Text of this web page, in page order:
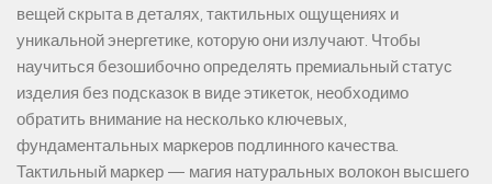
вещей скрыта в деталях, тактильных ощущениях и
уникальной энергетике, которую они излучают. Чтобы
научиться безошибочно определять премиальный статус
изделия без подсказок в виде этикеток, необходимо
обратить внимание на несколько ключевых,
фундаментальных маркеров подлинного качества.
Тактильный маркер — магия натуральных волокон высшего